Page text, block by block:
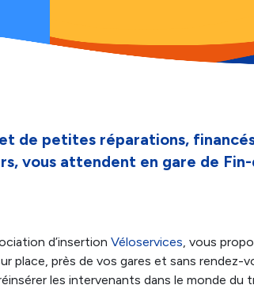
de petites réparations,
vous attendent en gare de Fin-
d’insertion Véloservices, vous
place, près de vos gares et sans rendez-
les intervenants dans le monde du